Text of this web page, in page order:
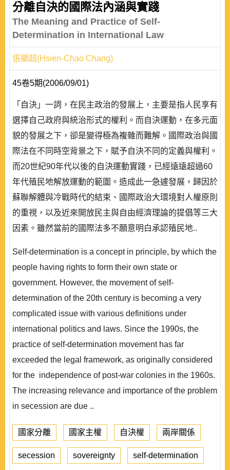
分離自決的國際法內涵與實踐
The Meaning and Practice of Self-
Determination in International Law
張顯超(Hsien-Chao Chang)
45卷5期(2006/09/01)
「自決」一詞，在民主政治的發展上，主要是指人民享有
選擇自己政府與統治形式的權利。而自決運動，在多元面
貌的發展之下，卻是變得極為複雜而難解。國際政治與國
際法在不同時空背景之下，賦予自決不同的定義與權利。
而20世紀90年代以後的自決運動實踐，已經遠遠超過60
年代殖民地解放運動的範圍。造成此一急遽發展，歸因於
蘇聯解體與冷戰時代的結束、國際政治大環境對人權原則
的重視，以及近來開放民主與自由經濟理論的提倡等三大
因素。雖然當前的國際法多不願意明白承認殖民地..
Self-determination is a concept in principle, by which the
people having rights to form their own state or
government. However, the movement of self-
determination of the 20th century is becoming a very
complicated issue with various definitions under
international politics and laws. Since the 1990s, the
practice of self-determination movement has far
exceeded the legal framework, as originally considered
for the independence of post-war colonies in the 1960s.
The increasing relevance and importance of the problem
in secession are due ..
國家分離 國家主權 自決權 兩岸關係
secession sovereignty self-determination